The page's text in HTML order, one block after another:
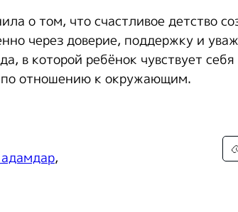
о том, что счастливое детство
через доверие, поддержку и
в которой ребёнок чувствует
по отношению к окружающим.
,